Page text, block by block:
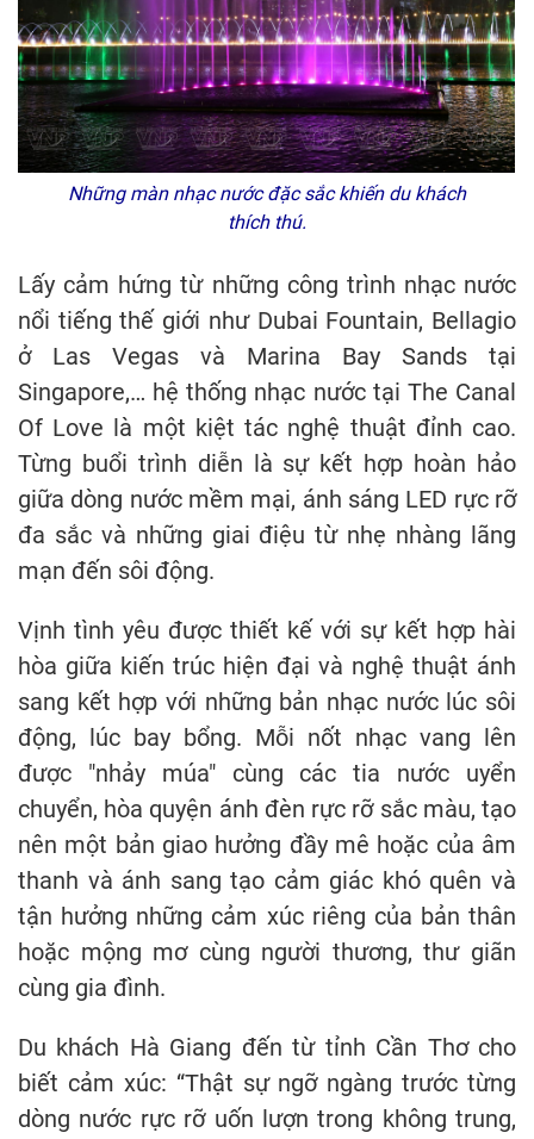
Những màn nhạc nước đặc sắc khiến du khách
thích thú.
Lấy cảm hứng từ những công trình nhạc nước
nổi tiếng thế giới như Dubai Fountain, Bellagio
ở Las Vegas và Marina Bay Sands tại
Singapore,… hệ thống nhạc nước tại The Canal
Of Love là một kiệt tác nghệ thuật đỉnh cao.
Từng buổi trình diễn là sự kết hợp hoàn hảo
giữa dòng nước mềm mại, ánh sáng LED rực rỡ
đa sắc và những giai điệu từ nhẹ nhàng lãng
mạn đến sôi động.
Vịnh tình yêu được thiết kế với sự kết hợp hài
hòa giữa kiến trúc hiện đại và nghệ thuật ánh
sang kết hợp với những bản nhạc nước lúc sôi
động, lúc bay bổng. Mỗi nốt nhạc vang lên
được "nhảy múa" cùng các tia nước uyển
chuyển, hòa quyện ánh đèn rực rỡ sắc màu, tạo
nên một bản giao hưởng đầy mê hoặc của âm
thanh và ánh sang tạo cảm giác khó quên và
tận hưởng những cảm xúc riêng của bản thân
hoặc mộng mơ cùng người thương, thư giãn
cùng gia đình.
Du khách Hà Giang đến từ tỉnh Cần Thơ cho
biết cảm xúc: “Thật sự ngỡ ngàng trước từng
dòng nước rực rỡ uốn lượn trong không trung,